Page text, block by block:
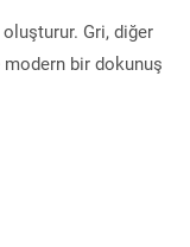
Gri, diğer
bir dokunuş